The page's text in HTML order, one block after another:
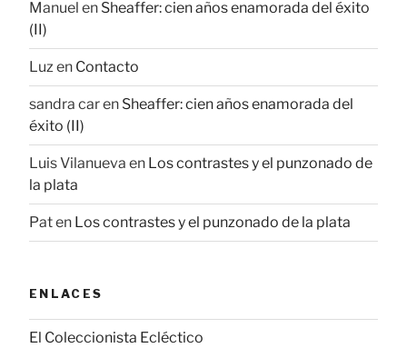
Manuel en Sheaffer: cien años enamorada del éxito
(II)
Luz en Contacto
sandra caren Sheaffer: cien años enamorada del
éxito (II)
Luis Vilanueva en Los contrastes y el punzonado de
la plata
Paten Los contrastes y el punzonado de la plata
ENLACES
El Coleccionista Ecléctico